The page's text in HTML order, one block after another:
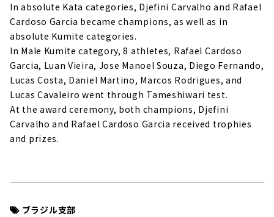
In absolute Kata categories, Djefini Carvalho and Rafael
Cardoso Garcia became champions, as well as in
absolute Kumite categories.
In Male Kumite category, 8 athletes, Rafael Cardoso
Garcia, Luan Vieira, Jose Manoel Souza, Diego Fernando,
Lucas Costa, Daniel Martino, Marcos Rodrigues, and
Lucas Cavaleiro went through Tameshiwari test.
At the award ceremony, both champions, Djefini
Carvalho and Rafael Cardoso Garcia received trophies
and prizes.
ブラジル支部